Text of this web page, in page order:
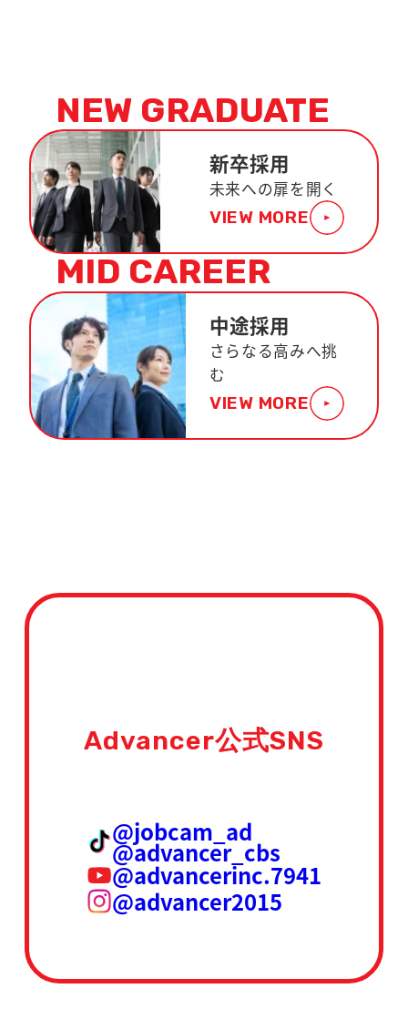
NEW GRADUATE
新卒採用
未来への扉を開く
VIEW MORE
MID CAREER
中途採用
さらなる高みへ挑
む
VIEW MORE
Advancer公式SNS
@jobcam_ad
@advancer_cbs
@advancerinc.7941
@advancer2015